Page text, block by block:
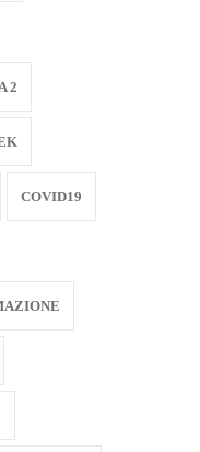
2
COVID19